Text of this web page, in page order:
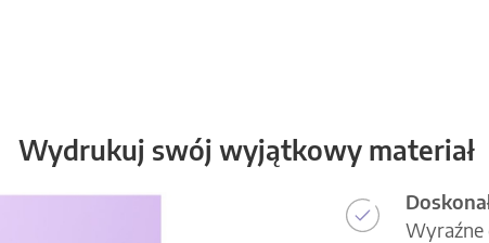
Wydrukuj swój wyjątkowy materiał
Wyraźne